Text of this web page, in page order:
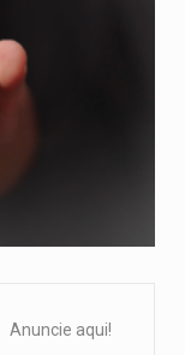
Anuncie aqui!